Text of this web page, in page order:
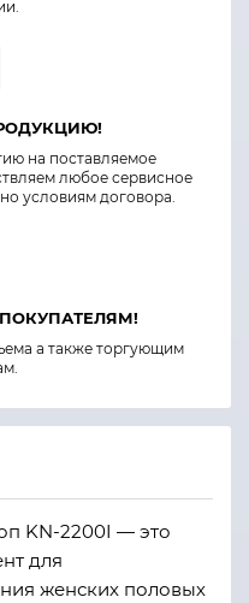
на поставляемое
любое сервисное
условиям договора.
а также торгующим
KN-2200I — это
для
женских половых